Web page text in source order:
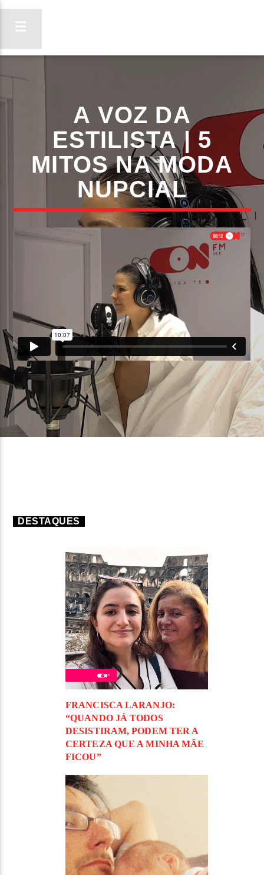
ON FM
LIGA-TE
ARTISTA
ON FM
A VOZ DA
ESTILISTA | 5
MITOS NA MODA
NUPCIAL
DESTAQUES
FRANCISCA LARANJO:
“QUANDO JÁ TODOS
DESISTIRAM, PODEM TER A
CERTEZA QUE A MINHA MÃE
FICOU”